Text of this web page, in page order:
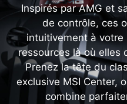
Inspirés par AMG et
de contrôle, ces
intuitivement à
ressources là où elles
Prenez la tête du
exclusive MSI Center,
combine